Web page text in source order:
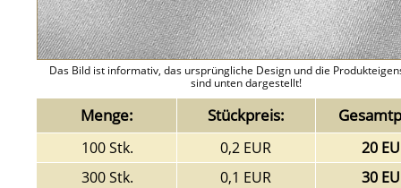
Das Bild ist informativ, das ursprüngliche Design und die
sind unten dargestellt!
Menge: Stückpreis:
100 Stk. 0,2 EUR
20
300 Stk.
0,1 EUR
30